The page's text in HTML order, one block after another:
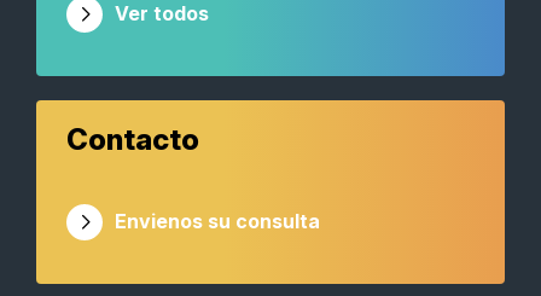
Ver todos
Contacto
Envienos su consulta